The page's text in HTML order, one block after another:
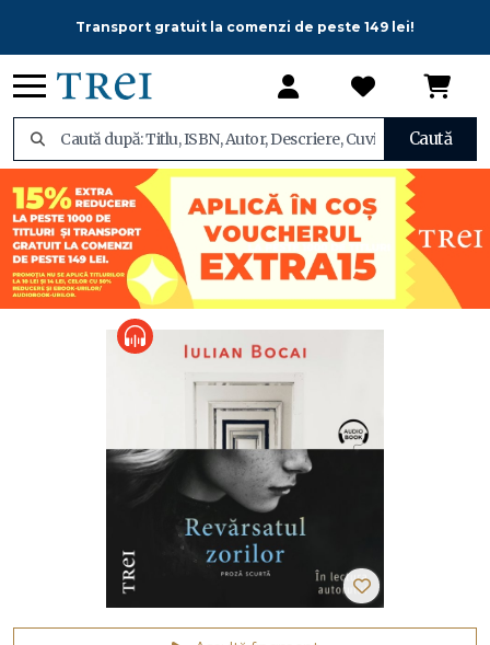
Transport gratuit la comenzi de peste 149 lei!
Caută